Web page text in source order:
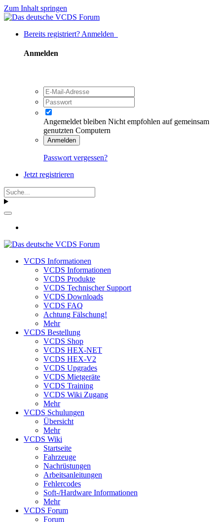
Zum Inhalt springen
Bereits registriert? Anmelden
Anmelden
Angemeldet bleiben Nicht empfohlen auf gemeinsam
genutzten Computern
Anmelden
Passwort vergessen?
Jetzt registrieren
VCDS Informationen
VCDS Informationen
VCDS Produkte
VCDS Technischer Support
VCDS Downloads
VCDS FAQ
Achtung Fälschung!
Mehr
VCDS Bestellung
VCDS Shop
VCDS HEX-NET
VCDS HEX-V2
VCDS Upgrades
VCDS Mietgeräte
VCDS Training
VCDS Wiki Zugang
Mehr
VCDS Schulungen
Übersicht
Mehr
VCDS Wiki
Startseite
Fahrzeuge
Nachrüstungen
Arbeitsanleitungen
Fehlercodes
Soft-/Hardware Informationen
Mehr
VCDS Forum
Forum